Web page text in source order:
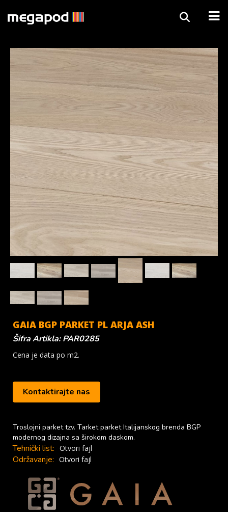
GAIA BGP PARKET PL ARJA ASH
Šifra Artikla: PAR0285
Cena je data po m2.
Kontaktirajte nas
Troslojni parket tzv. Tarket parket Italijanskog brenda BGP
modernog dizajna sa širokom daskom.
Tehnički list: Otvori fajl
Održavanje: Otvori fajl